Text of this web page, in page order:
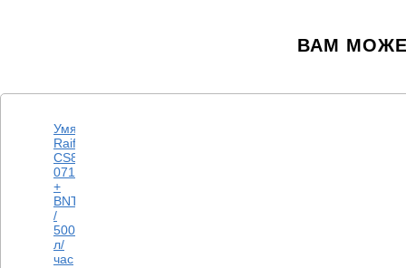
ВАМ
Умягчитель
Raifil
CS8L
0713
+
BNT2650F
/
500
л/
час